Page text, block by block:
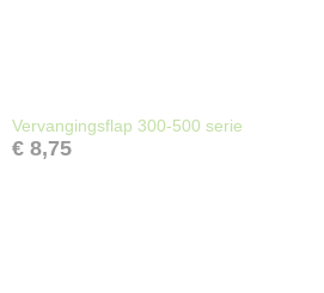
Vervangingsflap 300-500 serie
€ 8,75